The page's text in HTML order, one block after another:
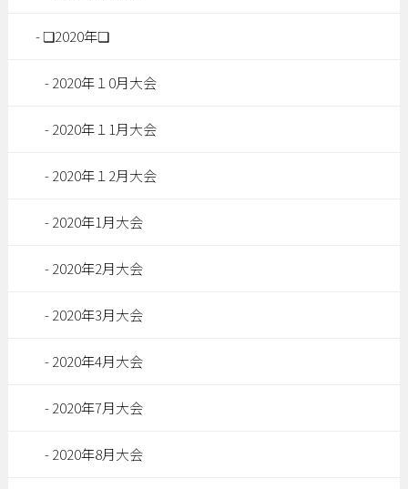
❏2020年❏
2020年１0月大会
2020年１1月大会
2020年１2月大会
2020年1月大会
2020年2月大会
2020年3月大会
2020年4月大会
2020年7月大会
2020年8月大会